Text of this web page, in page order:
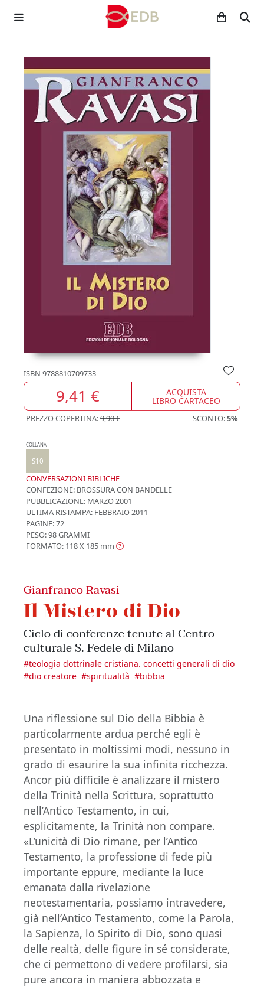
ISBN 9788810709733
9,41 € ACQUISTA
LIBRO CARTACEO
PREZZO COPERTINA:9,90 € SCONTO:5%
COLLANA
S10
CONVERSAZIONI BIBLICHE
CONFEZIONE: BROSSURA CON BANDELLE
PUBBLICAZIONE: MARZO 2001
ULTIMA RISTAMPA: FEBBRAIO 2011
PAGINE: 72
PESO: 98 GRAMMI
FORMATO: 118 X 185 mm
Gianfranco Ravasi
Il Mistero di Dio
Ciclo di conferenze tenute al Centro
culturale S. Fedele di Milano
#teologia dottrinale cristiana. concetti generali di dio
#dio creatore #spiritualità #bibbia
Una riflessione sul Dio della Bibbia è
particolarmente ardua perché egli è
presentato in moltissimi modi, nessuno in
grado di esaurire la sua infinita ricchezza.
Ancor più difficile è analizzare il mistero
della Trinità nella Scrittura, soprattutto
nell’Antico Testamento, in cui,
esplicitamente, la Trinità non compare.
«L’unicità di Dio rimane, per l’Antico
Testamento, la professione di fede più
importante eppure, mediante la luce
emanata dalla rivelazione
neotestamentaria, possiamo intravedere,
già nell’Antico Testamento, come la Parola,
la Sapienza, lo Spirito di Dio, sono quasi
delle realtà, delle figure in sé considerate,
che ci permettono di vedere profilarsi, sia
pure ancora in maniera abbozzata e